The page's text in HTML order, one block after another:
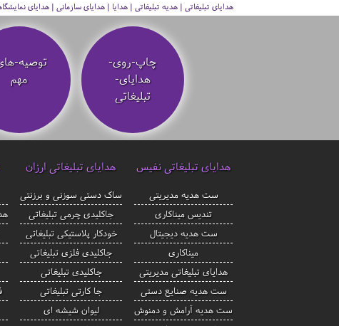
هدایای تبلیغاتی | هدیه تبلیغاتی | هدایا | هدایای سازمانی | هدایای
چاپ-روی-
هدایای-
تبلیغاتی
توصیه‌-
مهم
هدایای تبلیغاتی نفیس
ست هدیه مدیریتی
تندیس میناکاری
ست هدیه دیجیتال
میناکاری
هدایای تبلیغاتی مدیریتی
ست هدیه صنایع دستی
ست هدیه آرامش و دمنوش
هدایای تبلیغاتی ارزان
ساک دستی سوزنی و برزنتی
جاکلیدی چرمی تبلیغاتی
خودکار پلاستیکی تبلیغاتی
جاکلیدی فلزی تبلیغاتی
جاکلیدی تبلیغاتی
جا کارتی تبلیغاتی
لیوان شیشه ای